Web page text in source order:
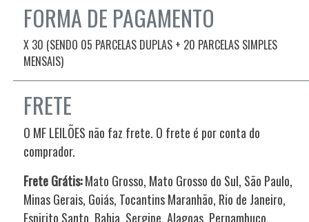
FORMA DE PAGAMENTO
X 30 (SENDO 05 PARCELAS DUPLAS + 20 PARCELAS SIMPLES
MENSAIS)
FRETE
O MF LEILÕES não faz frete. O frete é por conta do
comprador.
Frete Grátis:Mato Grosso, Mato Grosso do Sul, São Paulo,
Minas Gerais, Goiás, Tocantins Maranhão, Rio de Janeiro,
Espirito Santo, Bahia, Sergipe, Alagoas, Pernambuco,